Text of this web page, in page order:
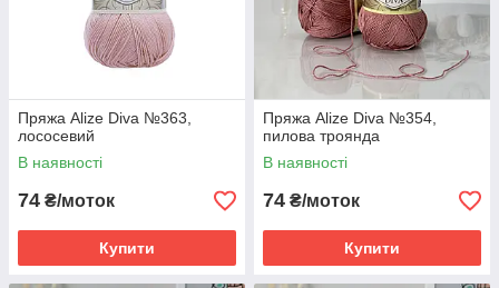
Пряжа Alize Diva №363,
лососевий
В наявності
74 ₴/моток
Купити
Пряжа Alize Diva №354,
пилова троянда
В наявності
74 ₴/моток
Купити